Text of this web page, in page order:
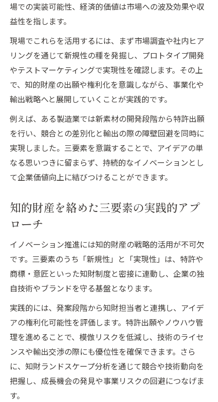
場での実装可能性、経済的価値は市場への波及効果や収
益性を指します。
現場でこれらを活用するには、まず市場調査や社内ヒア
リングを通じて新規性の種を発掘し、プロトタイプ開発
やテストマーケティングで実現性を確認します。その上
で、知的財産の出願や権利化を意識しながら、事業化や
輸出戦略へと展開していくことが実践的です。
例えば、ある製造業では新素材の開発段階から特許出願
を行い、競合との差別化と輸出の際の障壁回避を同時に
実現しました。三要素を意識することで、アイデアの単
なる思いつきに留まらず、持続的なイノベーションとし
て企業価値向上に結びつけることができます。
知的財産を絡めた三要素の実践的アプ
ローチ
イノベーション推進には知的財産の戦略的活用が不可欠
です。三要素のうち「新規性」と「実現性」は、特許や
商標・意匠といった知財制度と密接に連動し、企業の独
自技術やブランドを守る基盤となります。
実践的には、発案段階から知財担当者と連携し、アイデ
アの権利化可能性を評価します。特許出願やノウハウ管
理を進めることで、模倣リスクを低減し、技術のライセ
ンスや輸出交渉の際にも優位性を確保できます。さら
に、知財ランドスケープ分析を通じて競合や技術動向を
把握し、成長機会の発見や事業リスクの回避につなげま
す。